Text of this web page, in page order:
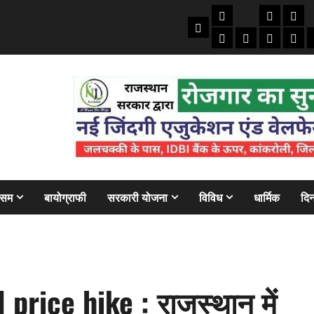
Home
तकनीकी
ऑटो
मोबाइल
क्राइम/
अजबबैंक
बायोग्राफी सरकारी योजना विविध धार्मिक
hike : राजस्थान में